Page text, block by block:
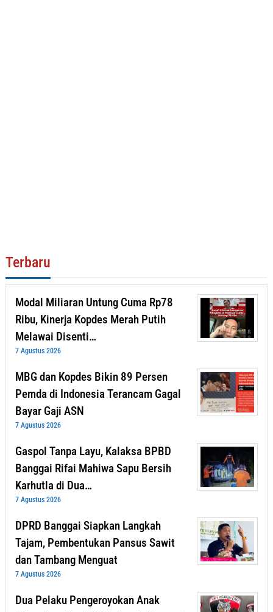
Terbaru
Modal Miliaran Untung Cuma Rp78
Ribu, Kinerja Kopdes Merah Putih
Melawai Disenti…
7 Agustus 2026
MBG dan Kopdes Bikin 89 Persen
Pemda di Indonesia Terancam Gagal
Bayar Gaji ASN
7 Agustus 2026
Gaspol Tanpa Layu, Kalaksa BPBD
Banggai Rifai Mahiwa Sapu Bersih
Karhutla di Dua…
7 Agustus 2026
DPRD Banggai Siapkan Langkah
Tajam, Pembentukan Pansus Sawit
dan Tambang Menguat
7 Agustus 2026
Dua Pelaku Pengeroyokan Anak